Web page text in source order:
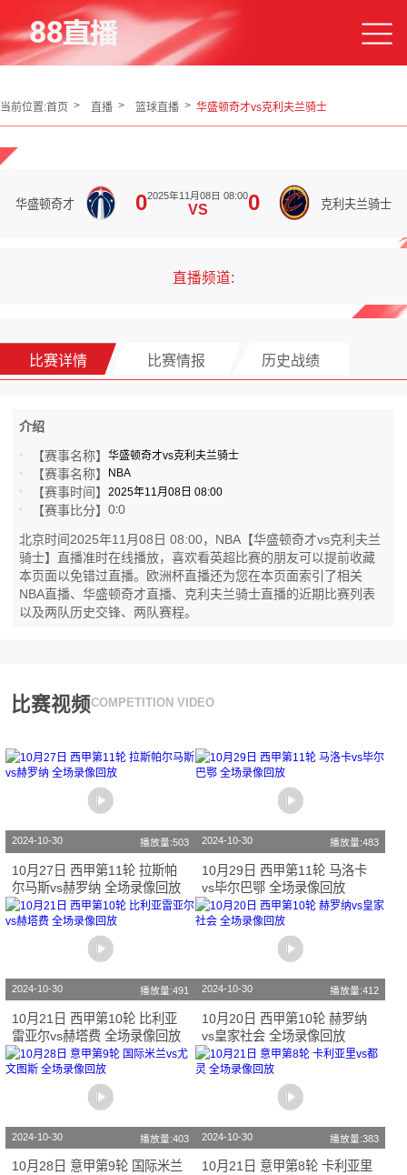
当前位置:首页 直播 篮球直播 华盛顿奇才vs克利夫兰骑士
华盛顿奇才 02025年11月08日 08:00
VS 0 克利夫兰骑士
直播频道:
比赛详情 比赛情报 历史战绩
介绍
【赛事名称】华盛顿奇才vs克利夫兰骑士
【赛事名称】 NBA
【赛事时间】2025年11月08日 08:00
【赛事比分】0:0
北京时间2025年11月08日 08:00，NBA【华盛顿奇才vs克利夫兰
骑士】直播准时在线播放，喜欢看英超比赛的朋友可以提前收藏
本页面以免错过直播。欧洲杯直播还为您在本页面索引了相关
NBA直播、华盛顿奇才直播、克利夫兰骑士直播的近期比赛列表
以及两队历史交锋、两队赛程。
比赛视频COMPETITION VIDEO
2024-10-30 播放量:503
10月27日 西甲第11轮 拉斯帕
尔马斯vs赫罗纳 全场录像回放
2024-10-30 播放量:483
10月29日 西甲第11轮 马洛卡
vs毕尔巴鄂 全场录像回放
2024-10-30 播放量:491
10月21日 西甲第10轮 比利亚
雷亚尔vs赫塔费 全场录像回放
2024-10-30 播放量:412
10月20日 西甲第10轮 赫罗纳
vs皇家社会 全场录像回放
2024-10-30 播放量:403
10月28日 意甲第9轮 国际米兰
2024-10-30 播放量:383
10月21日 意甲第8轮 卡利亚里